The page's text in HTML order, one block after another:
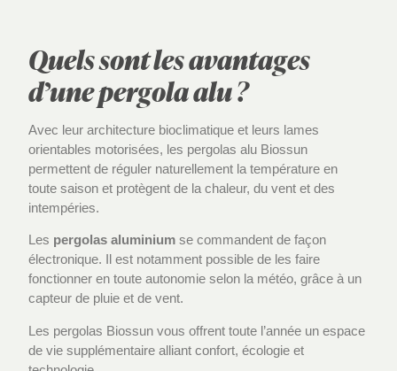
Quels sont les avantages
d’une pergola alu ?
Avec leur architecture bioclimatique et leurs lames
orientables motorisées, les pergolas alu Biossun
permettent de réguler naturellement la température en
toute saison et protègent de la chaleur, du vent et des
intempéries.
Les pergolas aluminium se commandent de façon
électronique. Il est notamment possible de les faire
fonctionner en toute autonomie selon la météo, grâce à un
capteur de pluie et de vent.
Les pergolas Biossun vous offrent toute l’année un espace
de vie supplémentaire alliant confort, écologie et